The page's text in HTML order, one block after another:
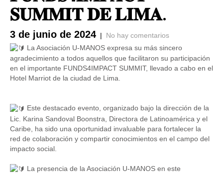
𝐒𝐔𝐌𝐌𝐈𝐓 𝐃𝐄 𝐋𝐈𝐌𝐀.
3 de junio de 2024 | No hay comentarios
La Asociación U-MANOS expresa su más sincero
agradecimiento a todos aquellos que facilitaron su participación
en el importante FUNDS4IMPACT SUMMIT, llevado a cabo en el
Hotel Marriot de la ciudad de Lima.
Este destacado evento, organizado bajo la dirección de la
Lic. Karina Sandoval Boonstra, Directora de Latinoamérica y el
Caribe, ha sido una oportunidad invaluable para fortalecer la
red de colaboración y compartir conocimientos en el campo del
impacto social.
La presencia de la Asociación U-MANOS en este